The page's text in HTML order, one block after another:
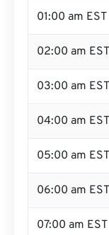
01:00 am EST
02:00 am EST
03:00 am EST
04:00 am EST
05:00 am EST
06:00 am EST
07:00 am EST